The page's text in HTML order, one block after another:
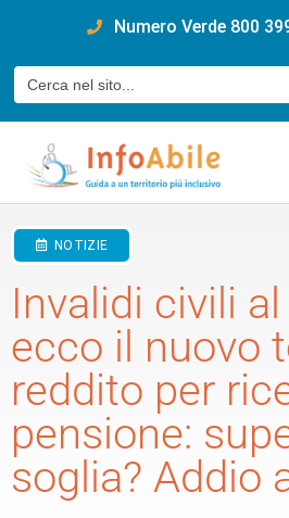
Numero Verde 800
Cerca:
NOTIZIE
Invalidi civili al
ecco il nuovo
reddito per
pensione:
soglia? Addio